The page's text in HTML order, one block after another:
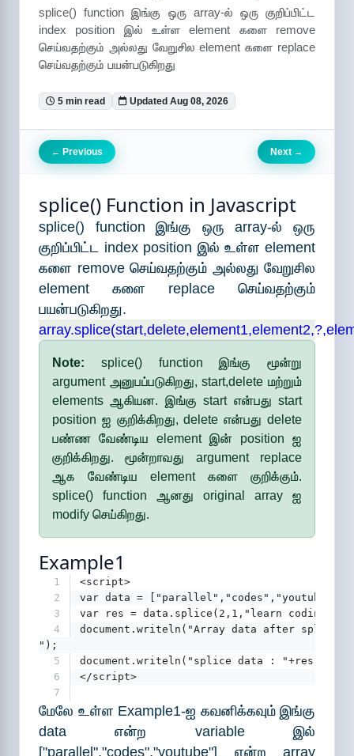
splice() function இங்கு ஒரு array-ல் ஒரு குறிப்பிட்ட
index position இல் உள்ள element களை remove
செய்வதற்கும் அல்லது வேறுசில element களை replace
செய்வதற்கும் பயன்படுகிறது
5 min read Updated Aug 08, 2026
← Previous Next →
splice() Function in Javascript
splice() function இங்கு ஒரு array-ல் ஒரு
குறிப்பிட்ட index position இல் உள்ள element
களை remove செய்வதற்கும் அல்லது வேறுசில
element களை replace செய்வதற்கும்
பயன்படுகிறது.
Note: splice() function இங்கு மூன்று
argument அனுபப்படுகிறது, start,delete மற்றும்
elements ஆகியன. இங்கு start என்பது start
position ஐ குறிக்கிறது, delete என்பது delete
பண்ண வேண்டிய element இன் position ஐ
குறிக்கிறது. மூன்றாவது argument replace
ஆக வேண்டிய element களை குறிக்கும்.
splice() function ஆனது original array ஐ
modify செய்கிறது.
Example1
1
<script>
2
var data = ["parallel","codes","youtube"];
3
var res = data.splice(2,1,"learn coding");
4
document.writeln("Array data after splice :
");
5
document.writeln("splice data : "+res);
6
</script>
7
மேலே உள்ள Example1-ஐ கவனிக்கவும் இங்கு
data என்ற variable இல்
["parallel","codes","youtube"] என்ற array